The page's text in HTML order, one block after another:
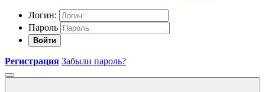
Логин:
Пароль
Войти
Регистрация Забыли пароль?